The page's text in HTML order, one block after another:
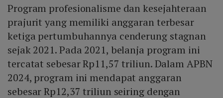
Program profesionalisme dan kesejahteraan
prajurit yang memiliki anggaran terbesar
ketiga pertumbuhannya cenderung stagnan
sejak 2021. Pada 2021, belanja program ini
tercatat sebesar Rp11,57 triliun. Dalam APBN
2024, program ini mendapat anggaran
sebesar Rp12,37 triliun seiring dengan